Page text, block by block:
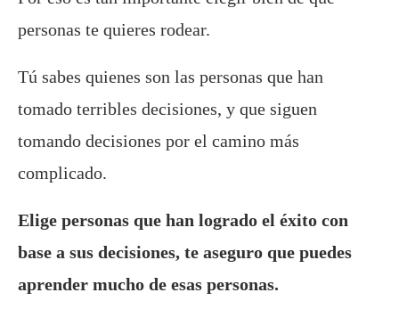
personas te quieres rodear.
Tú sabes quienes son las personas que han
tomado terribles decisiones, y que siguen
tomando decisiones por el camino más
complicado.
Elige personas que han logrado el éxito con
base a sus decisiones, te aseguro que puedes
aprender mucho de esas personas.